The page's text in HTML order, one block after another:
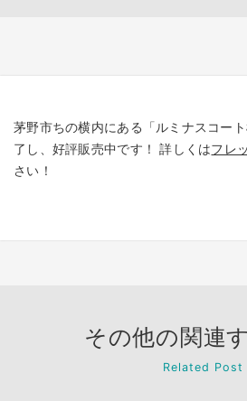
茅野市ちの横内にある「ルミナスコー
了し、好評販売中です！ 詳しくはフレ
さい！
その他の関連
Related Post